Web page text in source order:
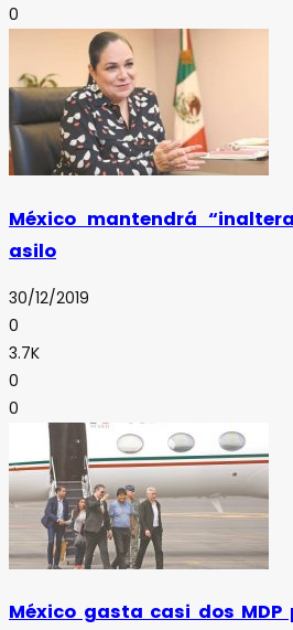
0
México mantendrá
asilo
30/12/2019
0
3.7K
0
0
México gasta casi dos